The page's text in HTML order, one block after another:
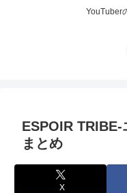
YouTuber
ESPOIR TRIBE-
まとめ
X